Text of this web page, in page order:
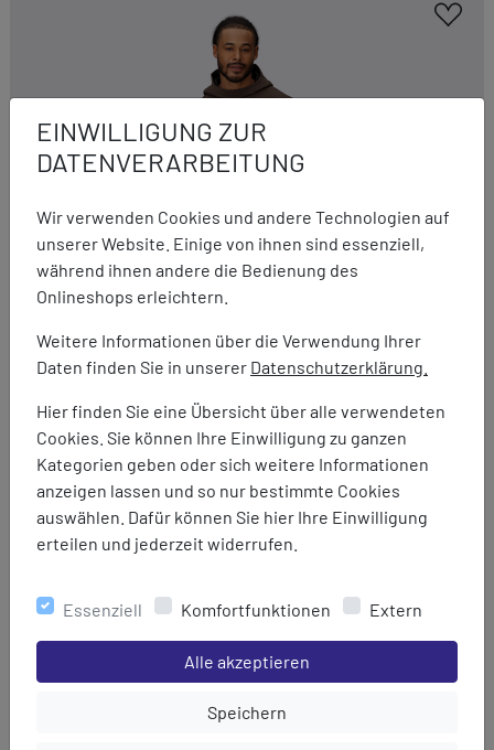
EINWILLIGUNG ZUR
DATENVERARBEITUNG
Wir verwenden Cookies und andere Technologien auf
unserer Website. Einige von ihnen sind essenziell,
während ihnen andere die Bedienung des
Onlineshops erleichtern.
Weitere Informationen über die Verwendung Ihrer
Daten finden Sie in unserer Datenschutzerklärung.
Hier finden Sie eine Übersicht über alle verwendeten
Cookies. Sie können Ihre Einwilligung zu ganzen
Kategorien geben oder sich weitere Informationen
anzeigen lassen und so nur bestimmte Cookies
auswählen. Dafür können Sie hier Ihre Einwilligung
erteilen und jederzeit widerrufen.
Essenziell Komfortfunktionen Extern
Einstellungen speichern für die Gruppe
Alle akzeptieren
Einstellungen speichern für die
Speichern
Marmot
Ridge Tech Hoody
119,95 € 49,95 €